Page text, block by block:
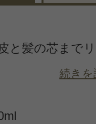
と髪の芯まで
続きを